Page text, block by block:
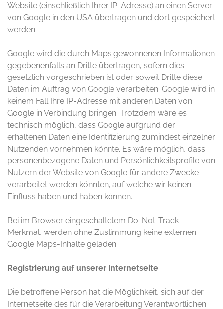
Website (einschließlich Ihrer IP-Adresse) an einen Server
von Google in den USA übertragen und dort gespeichert
werden.
Google wird die durch Maps gewonnenen Informationen
gegebenenfalls an Dritte übertragen, sofern dies
gesetzlich vorgeschrieben ist oder soweit Dritte diese
Daten im Auftrag von Google verarbeiten. Google wird in
keinem Fall Ihre IP-Adresse mit anderen Daten von
Google in Verbindung bringen. Trotzdem wäre es
technisch möglich, dass Google aufgrund der
erhaltenen Daten eine Identifizierung zumindest einzelner
Nutzenden vornehmen könnte. Es wäre möglich, dass
personenbezogene Daten und Persönlichkeitsprofile von
Nutzern der Website von Google für andere Zwecke
verarbeitet werden könnten, auf welche wir keinen
Einfluss haben und haben können.
Bei im Browser eingeschaltetem Do-Not-Track-
Merkmal, werden ohne Zustimmung keine externen
Google Maps-Inhalte geladen.
Registrierung auf unserer Internetseite
Die betroffene Person hat die Möglichkeit, sich auf der
Internetseite des für die Verarbeitung Verantwortlichen